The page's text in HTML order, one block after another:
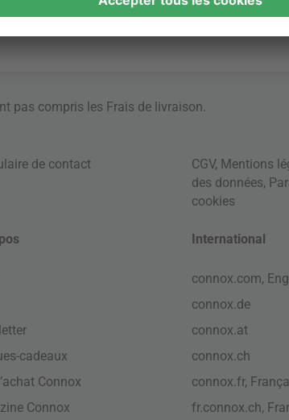
pas compris les Frais de livraison
de contact CGV, Mentions
des données,
cookies
cadeaux
Connox
Connox
International
connox.com,
connox.de
connox.at
connox.ch
connox.fr,
fr.connox.ch,